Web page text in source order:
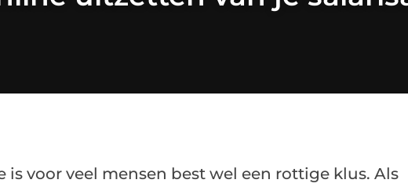
is voor veel mensen best wel een rottige klus. Als